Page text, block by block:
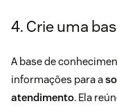
4. Crie uma
A base de
informações para a
atendimento. Ela